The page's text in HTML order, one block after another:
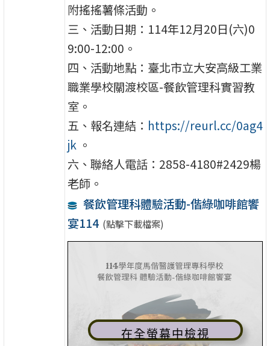
附搖搖薯條活動。
三、活動日期：114年12月20日(六)0
9:00-12:00。
四、活動地點：臺北市立大安高級工業
職業學校關渡校區-餐飲管理科實習教
室。
五、報名連結： https://reurl.cc/0ag4
jk 。
六、聯絡人電話：2858-4180#2429楊
老師。
餐飲管理科體驗活動-偕綠咖啡館饗
宴114 (點擊下載檔案)
在全螢幕中檢視